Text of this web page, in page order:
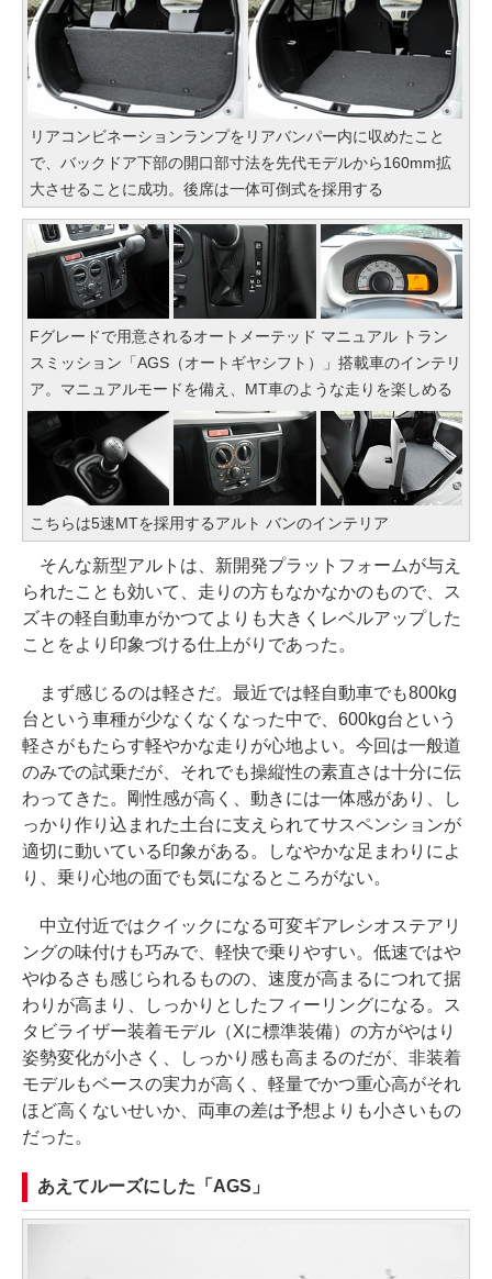
リアコンビネーションランプをリアバンパー内に収めたこと
で、バックドア下部の開口部寸法を先代モデルから160mm拡
大させることに成功。後席は一体可倒式を採用する
Fグレードで用意されるオートメーテッド マニュアル トラン
スミッション「AGS（オートギヤシフト）」搭載車のインテリ
ア。マニュアルモードを備え、MT車のような走りを楽しめる
こちらは5速MTを採用するアルト バンのインテリア
そんな新型アルトは、新開発プラットフォームが与え
られたことも効いて、走りの方もなかなかのもので、ス
ズキの軽自動車がかつてよりも大きくレベルアップした
ことをより印象づける仕上がりであった。
まず感じるのは軽さだ。最近では軽自動車でも800kg
台という車種が少なくなくなった中で、600kg台という
軽さがもたらす軽やかな走りが心地よい。今回は一般道
のみでの試乗だが、それでも操縦性の素直さは十分に伝
わってきた。剛性感が高く、動きには一体感があり、し
っかり作り込まれた土台に支えられてサスペンションが
適切に動いている印象がある。しなやかな足まわりによ
り、乗り心地の面でも気になるところがない。
中立付近ではクイックになる可変ギアレシオステアリ
ングの味付けも巧みで、軽快で乗りやすい。低速ではや
やゆるさも感じられるものの、速度が高まるにつれて据
わりが高まり、しっかりとしたフィーリングになる。ス
タビライザー装着モデル（Xに標準装備）の方がやはり
姿勢変化が小さく、しっかり感も高まるのだが、非装着
モデルもベースの実力が高く、軽量でかつ重心高がそれ
ほど高くないせいか、両車の差は予想よりも小さいもの
だった。
あえてルーズにした「AGS」